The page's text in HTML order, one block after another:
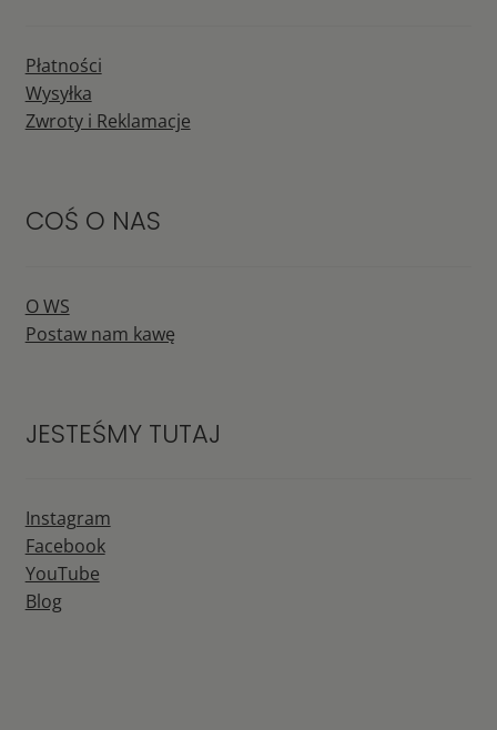
Płatności
Wysyłka
Zwroty i Reklamacje
COŚ O NAS
O WS
Postaw nam kawę
JESTEŚMY TUTAJ
Instagram
Facebook
YouTube
Blog